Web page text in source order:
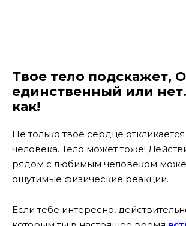
Твое тело подскажет,
единственный или
как!
Не только твое сердце
человека. Тело может тоже!
рядом с любимым человеком
ощутимые физические реакции.
Если тебе интересно,